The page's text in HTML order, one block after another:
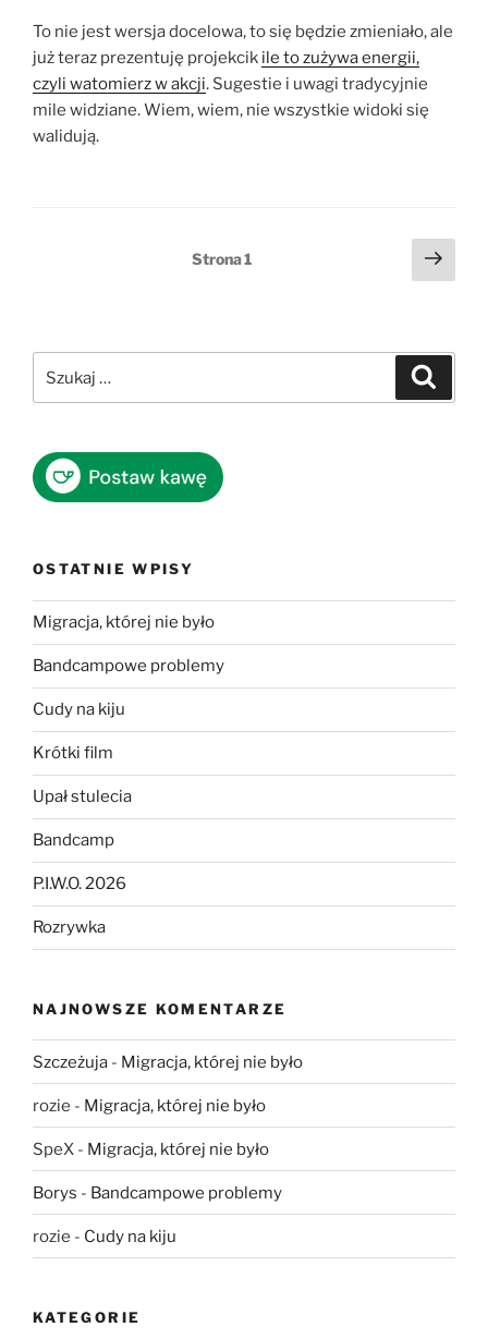
To nie jest wersja docelowa, to się będzie zmieniało, ale
już teraz prezentuję projekcik ile to zużywa energii,
czyli watomierz w akcji. Sugestie i uwagi tradycyjnie
mile widziane. Wiem, wiem, nie wszystkie widoki się
walidują.
Strona1
OSTATNIE WPISY
Migracja, której nie było
Bandcampowe problemy
Cudy na kiju
Krótki film
Upał stulecia
Bandcamp
P.I.W.O. 2026
Rozrywka
NAJNOWSZE KOMENTARZE
Szczeżuja - Migracja, której nie było
rozie - Migracja, której nie było
SpeX - Migracja, której nie było
Borys - Bandcampowe problemy
rozie - Cudy na kiju
KATEGORIE